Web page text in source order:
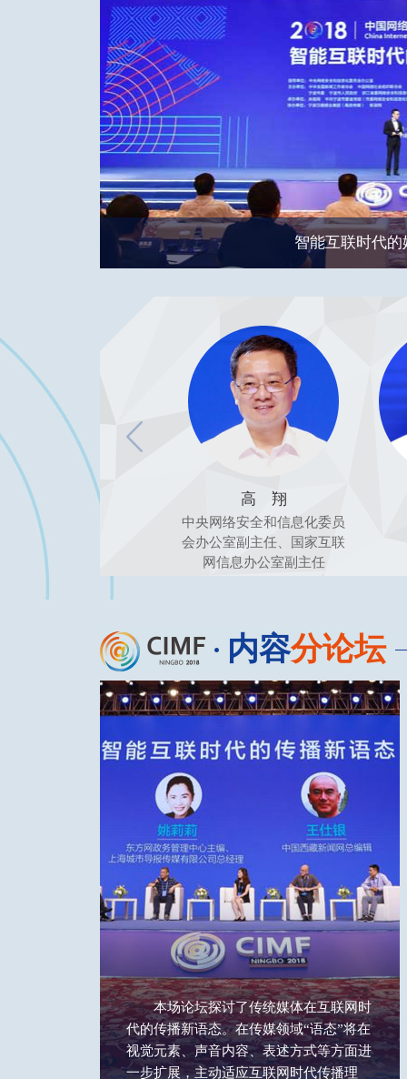
智能互联时代
高 翔
中央网络安全和信息化委员
会办公室副主任、国家互联
网信息办公室副主任
内容分论坛
本场论坛探讨了传统媒体在互联网时
代的传播新语态。在传媒领域“语态”将在
视觉元素、声音内容、表述方式等方面进
一步扩展，主动适应互联网时代传播理